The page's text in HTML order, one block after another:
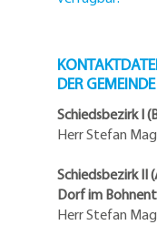
DER
Schiedsbezirk I
Herr Stefan
Schiedsbezirk II
Dorf im
Herr Stefan